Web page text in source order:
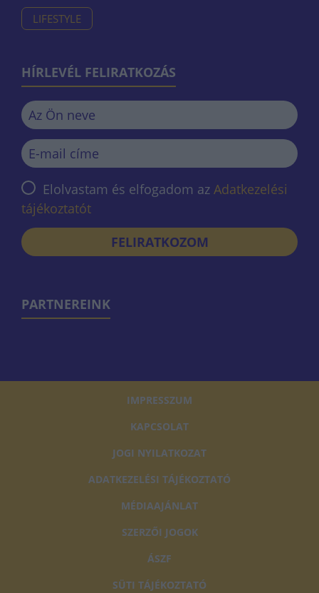
LIFESTYLE
HÍRLEVÉL FELIRATKOZÁS
Elolvastam és elfogadom az Adatkezelési
tájékoztatót
FELIRATKOZOM
PARTNEREINK
IMPRESSZUM
KAPCSOLAT
JOGI NYILATKOZAT
ADATKEZELÉSI TÁJÉKOZTATÓ
MÉDIAAJÁNLAT
SZERZŐI JOGOK
ÁSZF
SÜTI TÁJÉKOZTATÓ